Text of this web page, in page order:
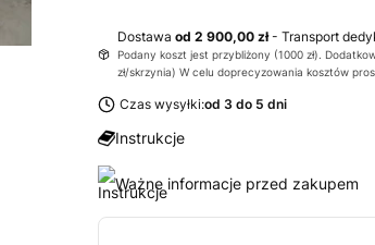
Dostawa od 2 900,00 zł- Transport
Podany koszt jest przybliżony (1000 zł).
zł/skrzynia) W celu doprecyzowania kosztów
Czas wysyłki:od 3 do 5 dni
Instrukcje
Ważne informacje przed zakupem